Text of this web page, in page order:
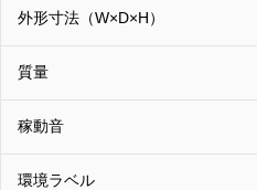
外形寸法（W×D×H）
質量
稼動音
環境ラベル